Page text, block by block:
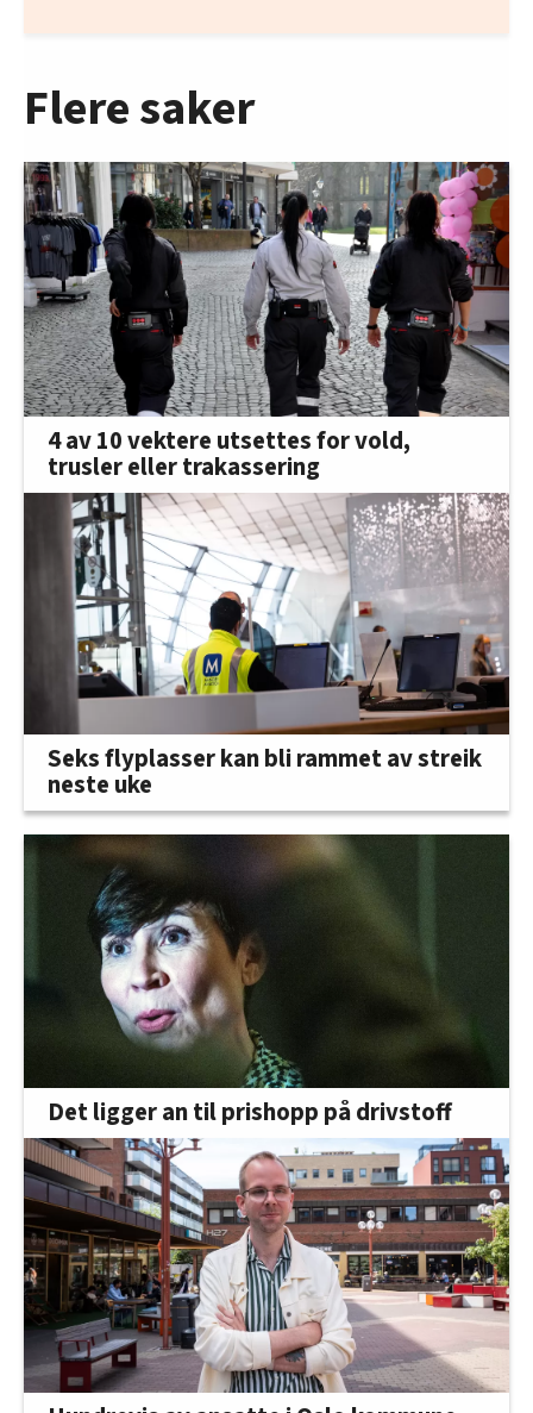
Flere saker
4 av 10 vektere utsettes for vold,
trusler eller trakassering
Seks flyplasser kan bli rammet av streik
neste uke
Det ligger an til prishopp på drivstoff